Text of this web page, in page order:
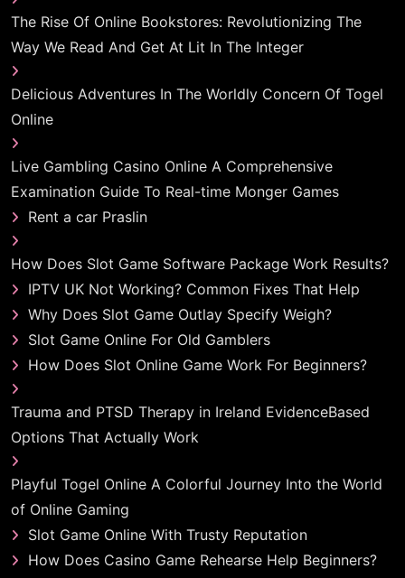
The Rise Of Online Bookstores: Revolutionizing The
Way We Read And Get At Lit In The Integer
Delicious Adventures In The Worldly Concern Of Togel
Online
Live Gambling Casino Online A Comprehensive
Examination Guide To Real-time Monger Games
Rent a car Praslin
How Does Slot Game Software Package Work Results?
IPTV UK Not Working? Common Fixes That Help
Why Does Slot Game Outlay Specify Weigh?
Slot Game Online For Old Gamblers
How Does Slot Online Game Work For Beginners?
Trauma and PTSD Therapy in Ireland EvidenceBased
Options That Actually Work
Playful Togel Online A Colorful Journey Into the World
of Online Gaming
Slot Game Online With Trusty Reputation
How Does Casino Game Rehearse Help Beginners?